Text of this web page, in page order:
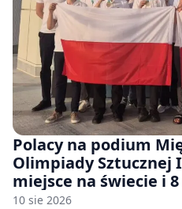
Polacy na podium
Olimpiady Sztucznej
miejsce na świecie i
10 sie 2026